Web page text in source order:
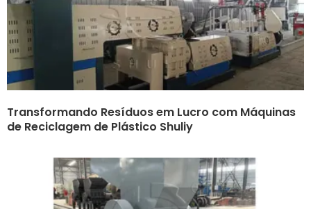
Transformando Resíduos em Lucro com Máquinas
de Reciclagem de Plástico Shuliy